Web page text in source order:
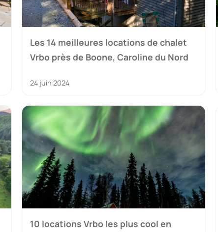
Les 14 meilleures locations de chalet
Vrbo près de Boone, Caroline du Nord
24 juin 2024
10 locations Vrbo les plus cool en